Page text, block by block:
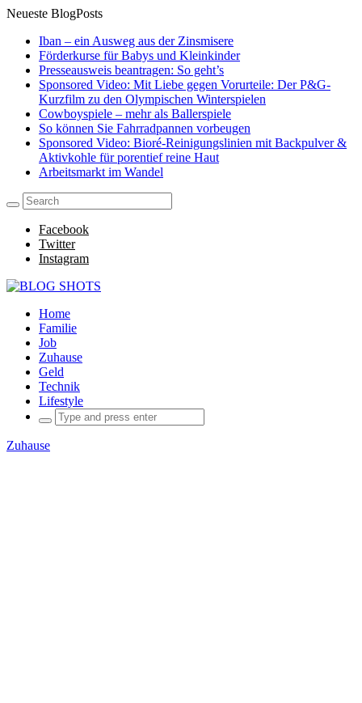
Neueste BlogPosts
Iban – ein Ausweg aus der Zinsmisere
Förderkurse für Babys und Kleinkinder
Presseausweis beantragen: So geht’s
Sponsored Video: Mit Liebe gegen Vorurteile: Der P&G-
Kurzfilm zu den Olympischen Winterspielen
Cowboyspiele – mehr als Ballerspiele
So können Sie Fahrradpannen vorbeugen
Sponsored Video: Bioré-Reinigungslinien mit Backpulver &
Aktivkohle für porentief reine Haut
Arbeitsmarkt im Wandel
Facebook
Twitter
Instagram
Home
Familie
Job
Zuhause
Geld
Technik
Lifestyle
Zuhause